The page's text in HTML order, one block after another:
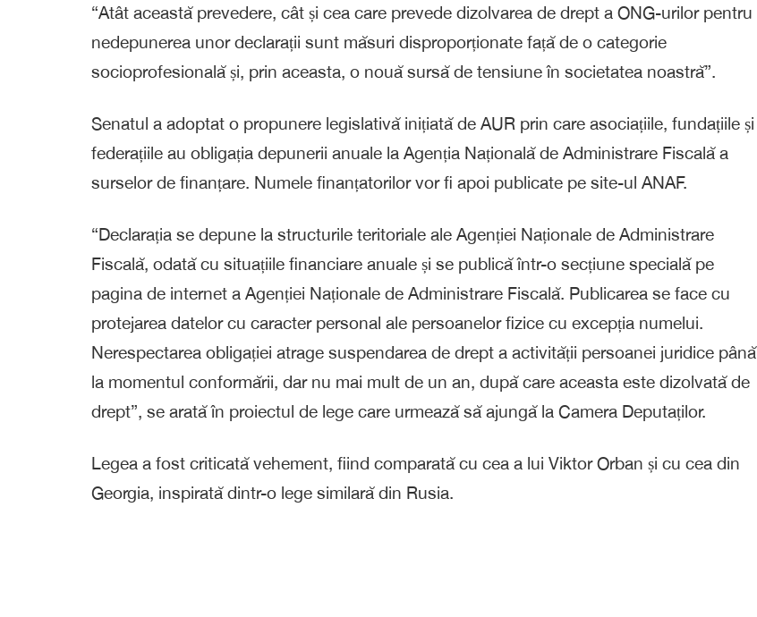
“Atât această prevedere, cât și cea care prevede dizolvarea de drept a ONG-urilor pentru
nedepunerea unor declarații sunt măsuri disproporționate față de o categorie
socioprofesională și, prin aceasta, o nouă sursă de tensiune în societatea noastră”.
Senatul a adoptat o propunere legislativă inițiată de AUR prin care asociațiile, fundațiile și
federațiile au obligația depunerii anuale la Agenția Națională de Administrare Fiscală a
surselor de finanțare. Numele finanțatorilor vor fi apoi publicate pe site-ul ANAF.
“Declarația se depune la structurile teritoriale ale Agenției Naționale de Administrare
Fiscală, odată cu situațiile financiare anuale și se publică într-o secțiune specială pe
pagina de internet a Agenției Naționale de Administrare Fiscală. Publicarea se face cu
protejarea datelor cu caracter personal ale persoanelor fizice cu excepția numelui.
Nerespectarea obligației atrage suspendarea de drept a activității persoanei juridice până
la momentul conformării, dar nu mai mult de un an, după care aceasta este dizolvată de
drept”, se arată în proiectul de lege care urmează să ajungă la Camera Deputaților.
Legea a fost criticată vehement, fiind comparată cu cea a lui Viktor Orban și cu cea din
Georgia, inspirată dintr-o lege similară din Rusia.